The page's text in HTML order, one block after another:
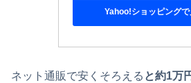
Yahoo!ショッピングで
ネット通販で安くそろえる と約1万